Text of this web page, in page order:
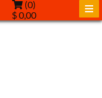
(0)
$ 0,00